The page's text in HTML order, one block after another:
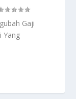
Gaji
Yang